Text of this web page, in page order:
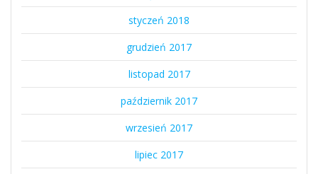
styczeń 2018
grudzień 2017
listopad 2017
październik 2017
wrzesień 2017
lipiec 2017